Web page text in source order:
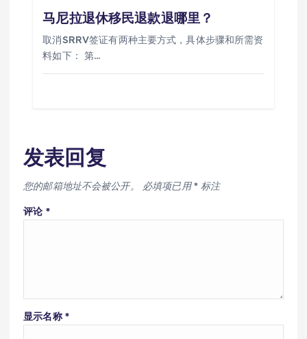
马尼拉退休移民退款退哪里？
取消SRRV签证有两种主要方式，具体步骤和所需资
料如下： 第…
发表回复
您的邮箱地址不会被公开。 必填项已用* 标注
评论 *
显示名称 *